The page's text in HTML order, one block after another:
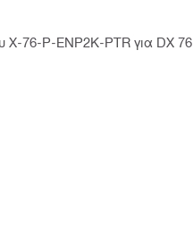
X-76-P-ENP2K-PTR για DX 76